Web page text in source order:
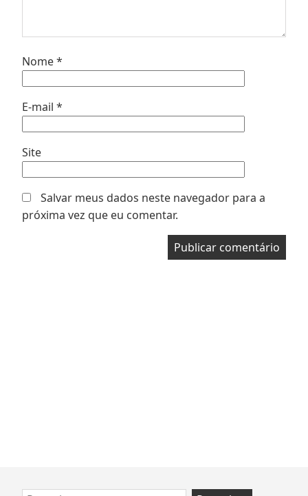
Nome*
E-mail *
Site
Salvar meus dados neste navegador para a
próxima vez que eu comentar.